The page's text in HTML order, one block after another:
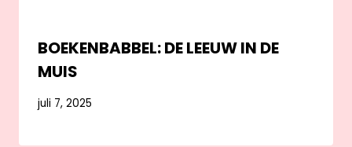
BOEKENBABBEL: DE LEEUW IN DE
MUIS
juli 7, 2025